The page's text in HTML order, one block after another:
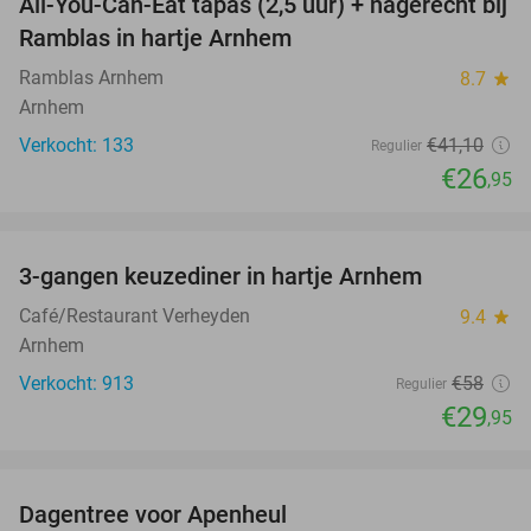
34%
Ramblas in hartje Arnhem
Ramblas Arnhem 8.7 star
Arnhem
Verkocht: 133
Regulier €41,10
€26,95
3-gangen keuzediner in hartje Arnhem
Café/Restaurant Verheyden 9.4 star
Arnhem
Verkocht: 913
Regulier €58
€29,95
Dagentree voor Apenheul